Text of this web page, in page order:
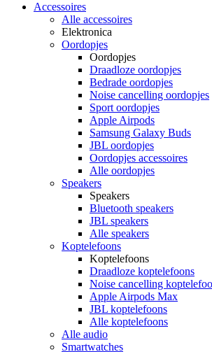
Accessoires
Alle accessoires
Elektronica
Oordopjes
Oordopjes
Draadloze oordopjes
Bedrade oordopjes
Noise cancelling oordopjes
Sport oordopjes
Apple Airpods
Samsung Galaxy Buds
JBL oordopjes
Oordopjes accessoires
Alle oordopjes
Speakers
Speakers
Bluetooth speakers
JBL speakers
Alle speakers
Koptelefoons
Koptelefoons
Draadloze koptelefoons
Noise cancelling
Apple Airpods Max
JBL koptelefoons
Alle koptelefoons
Alle audio
Smartwatches